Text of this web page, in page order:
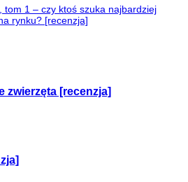
tom 1 – czy ktoś szuka najbardziej
rynku? [recenzja]
zwierzęta [recenzja]